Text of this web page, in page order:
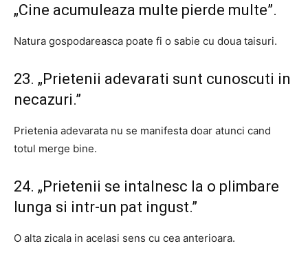
„Cine acumuleaza multe pierde multe”.
Natura gospodareasca poate fi o sabie cu doua taisuri.
23. „Prietenii adevarati sunt cunoscuti in
necazuri.”
Prietenia adevarata nu se manifesta doar atunci cand
totul merge bine.
24. „Prietenii se intalnesc la o plimbare
lunga si intr-un pat ingust.”
O alta zicala in acelasi sens cu cea anterioara.